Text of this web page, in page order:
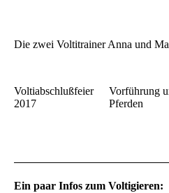
Die zwei Voltitrainer Anna und
Voltiabschlußfeier
2017
Vorführung
Pferden
Ein paar Infos zum Voltigieren: